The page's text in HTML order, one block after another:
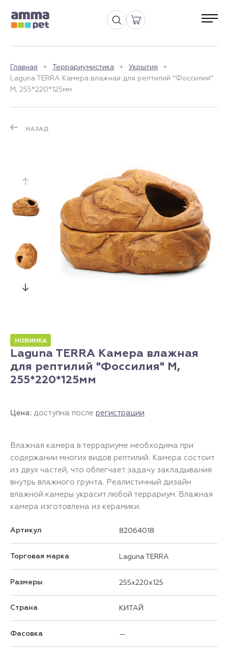
Главная Террариумистика
Укрытия
Laguna TERRA Камера влажная для рептилий "Фоссилия"
M, 255*220*125мм
НАЗАД
НОВИНКА
Laguna TERRA Камера влажная
для рептилий "Фоссилия" M,
255*220*125мм
Цена: доступна после регистрации
Влажная камера в террариуме необходима при
содержании многих видов рептилий. Камера состоит
из двух частей, что облегчает задачу закладывания
внутрь влажного грунта. Реалистичный дизайн
влажной камеры украсит любой террариум. Влажная
камера изготовлена из керамики.
Артикул 82064018
Торговая марка Laguna TERRA
Размеры 255x220x125
Страна КИТАЙ
Фасовка —